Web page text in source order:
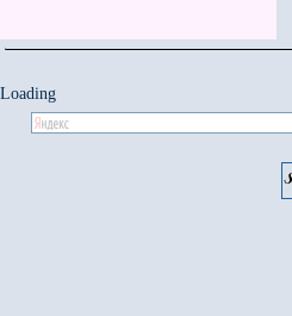
Loading